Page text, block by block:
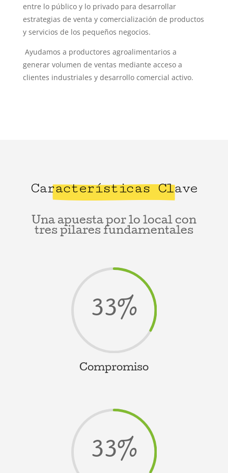
entre lo público y lo privado para desarrollar
estrategias de venta y comercialización de productos
y servicios de los pequeños negocios.
Ayudamos a productores agroalimentarios a
generar volumen de ventas mediante acceso a
clientes industriales y desarrollo comercial activo.
Características Clave
Una apuesta por lo local con
tres pilares fundamentales
33%
Compromiso
33%